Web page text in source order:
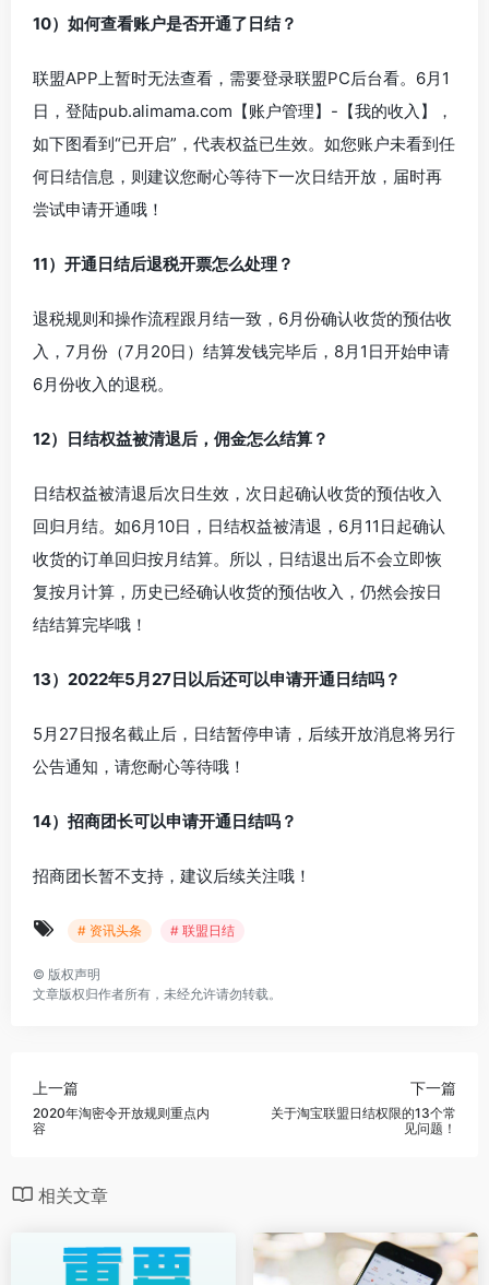
10）如何查看账户是否开通了日结？
联盟APP上暂时无法查看，需要登录联盟PC后台看。6月1
日，登陆pub.alimama.com【账户管理】-【我的收入】，
如下图看到“已开启”，代表权益已生效。如您账户未看到任
何日结信息，则建议您耐心等待下一次日结开放，届时再
尝试申请开通哦！
11）开通日结后退税开票怎么处理？
退税规则和操作流程跟月结一致，6月份确认收货的预估收
入，7月份（7月20日）结算发钱完毕后，8月1日开始申请
6月份收入的退税。
12）日结权益被清退后，佣金怎么结算？
日结权益被清退后次日生效，次日起确认收货的预估收入
回归月结。如6月10日，日结权益被清退，6月11日起确认
收货的订单回归按月结算。所以，日结退出后不会立即恢
复按月计算，历史已经确认收货的预估收入，仍然会按日
结结算完毕哦！
13）2022年5月27日以后还可以申请开通日结吗？
5月27日报名截止后，日结暂停申请，后续开放消息将另行
公告通知，请您耐心等待哦！
14）招商团长可以申请开通日结吗？
招商团长暂不支持，建议后续关注哦！
# 资讯头条 # 联盟日结
© 版权声明
文章版权归作者所有，未经允许请勿转载。
上一篇
2020年淘密令开放规则重点内
容
下一篇
关于淘宝联盟日结权限的13个常
见问题！
相关文章